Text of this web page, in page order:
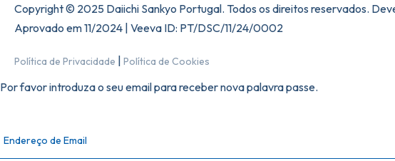
Copyright © 2025 Daiichi Sankyo Portugal. Todos os direitos reservados.
Aprovado em 11/2024 | Veeva ID: PT/DSC/11/24/0002
Política de Privacidade | Política de Cookies
Por favor introduza o seu email para receber nova palavra passe.
Endereço de Email